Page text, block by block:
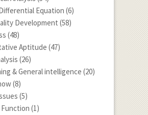
Equation (6)
Development (58)
(48)
Aptitude (47)
(26)
& General intelligence (20)
(8)
(5)
Function (1)